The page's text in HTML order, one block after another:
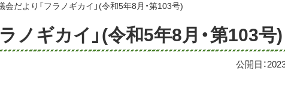
会だより「フラノギカイ」(令和5年8月・第103号)
ノギカイ」(令和5年8月・第103号)
公開日：